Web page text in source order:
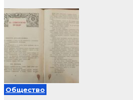
Общество